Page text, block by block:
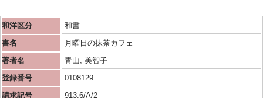
和洋区分
和書
書名
月曜日の抹茶カフェ
著者名
青山, 美智子
登録番号
0108129
請求記号
913.6/A/2